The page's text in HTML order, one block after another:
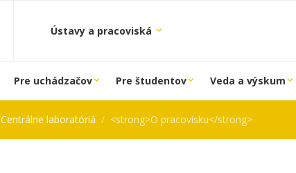
Ústavy a pracoviská
Pre uchádzačov Pre študentov Veda a výskum
Centrálne laboratóriá <strong>O pracovisku</strong>